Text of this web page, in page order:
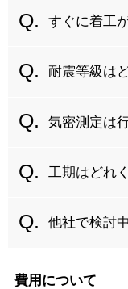
すぐに着工
耐震等級は
気密測定は
工期はどれ
他社で検討
費用について